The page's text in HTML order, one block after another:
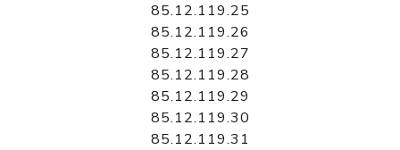
85.12.119.25
85.12.119.26
85.12.119.27
85.12.119.28
85.12.119.29
85.12.119.30
85.12.119.31